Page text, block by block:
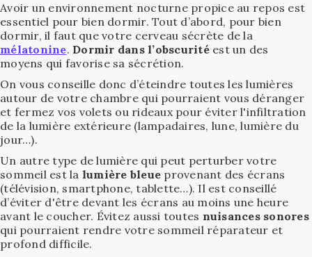
Avoir un environnement nocturne propice au repos est
essentiel pour bien dormir. Tout d’abord, pour bien
dormir, il faut que votre cerveau sécrète de la
mélatonine. Dormir dans l’obscurité est un des
moyens qui favorise sa sécrétion.
On vous conseille donc d’éteindre toutes les lumières
autour de votre chambre qui pourraient vous déranger
et fermez vos volets ou rideaux pour éviter l'infiltration
de la lumière extérieure (lampadaires, lune, lumière du
jour…).
Un autre type de lumière qui peut perturber votre
sommeil est la lumière bleue provenant des écrans
(télévision, smartphone, tablette…). Il est conseillé
d’éviter d'être devant les écrans au moins une heure
avant le coucher. Évitez aussi toutes nuisances sonores
qui pourraient rendre votre sommeil réparateur et
profond difficile.